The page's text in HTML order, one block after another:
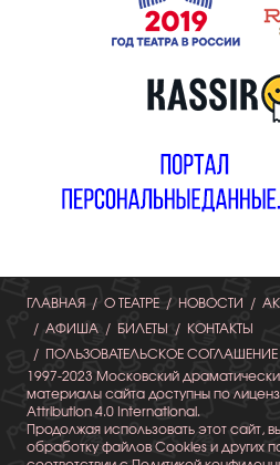
ГЛАВНАЯ О ТЕАТРЕ НОВОСТИ
АФИША
БИЛЕТЫ
КОНТАКТЫ
ПОЛЬЗОВАТЕЛЬСКОЕ СОГЛАШЕНИЕ
1997-2023 Московский
материалы сайта доступны по
Attribution 4.0 International.
Продолжая использовать этот сайт,
обработку файлов Cookies и других